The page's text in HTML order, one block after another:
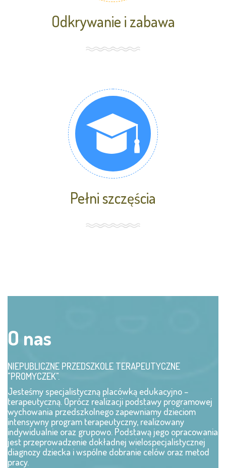
Odkrywanie i zabawa
Pełni szczęścia
O nas
NIEPUBLICZNE PRZEDSZKOLE TERAPEUTYCZNE
"PROMYCZEK".
Jesteśmy specjalistyczną placówką edukacyjno –
terapeutyczną. Oprócz realizacji podstawy programowej
wychowania przedszkolnego zapewniamy dzieciom
intensywny program terapeutyczny, realizowany
indywidualnie oraz grupowo. Podstawą jego opracowania
jest przeprowadzenie dokładnej wielospecjalistycznej
diagnozy dziecka i wspólne dobranie celów oraz metod
pracy.